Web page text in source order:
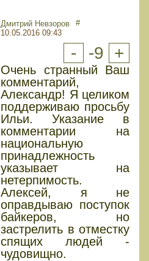
Дмитрий Невзоров
10.05.2016 09:43
#
- -9 +
Очень странный Ваш
комментарий,
Александр! Я целиком
поддерживаю просьбу
Ильи. Указание в
комментарии на
национальную
принадлежность
указывает на
нетерпимость.
Алексей, я не
оправдываю поступок
байкеров, но
застрелить в отместку
спящих людей -
чудовищно.